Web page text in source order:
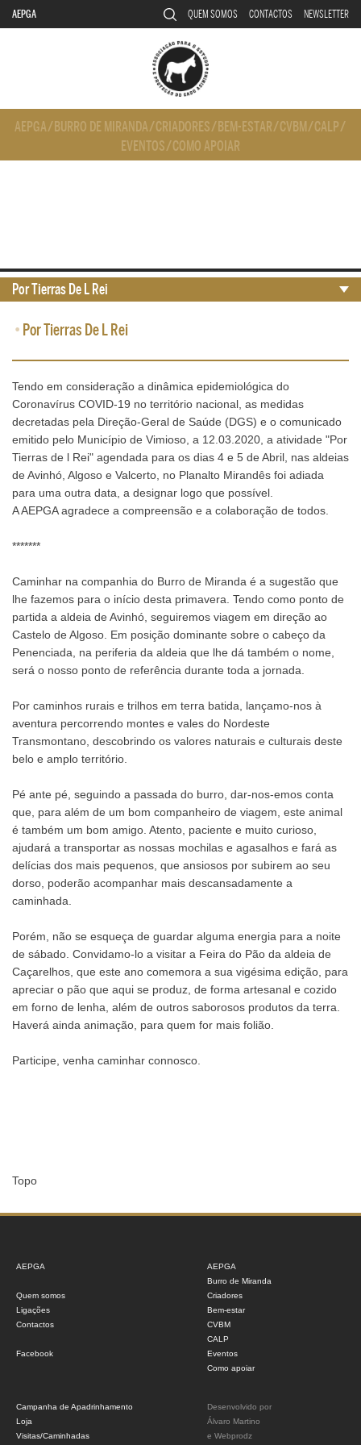
AEPGA QUEM SOMOS CONTACTOS NEWSLETTER
AEPGA/ BURRO DE MIRANDA/CRIADORES/ BEM-ESTAR/CVBM/CALP/
EVENTOS/COMO APOIAR
• Por Tierras De L Rei
Tendo em consideração a dinâmica epidemiológica do
Coronavírus COVID-19 no território nacional, as medidas
decretadas pela Direção-Geral de Saúde (DGS) e o comunicado
emitido pelo Município de Vimioso, a 12.03.2020, a atividade "Por
Tierras de l Rei" agendada para os dias 4 e 5 de Abril, nas aldeias
de Avinhó, Algoso e Valcerto, no Planalto Mirandês foi adiada
para uma outra data, a designar logo que possível.
A AEPGA agradece a compreensão e a colaboração de todos.
*******
Caminhar na companhia do Burro de Miranda é a sugestão que
lhe fazemos para o início desta primavera. Tendo como ponto de
partida a aldeia de Avinhó, seguiremos viagem em direção ao
Castelo de Algoso. Em posição dominante sobre o cabeço da
Penenciada, na periferia da aldeia que lhe dá também o nome,
será o nosso ponto de referência durante toda a jornada.
Por caminhos rurais e trilhos em terra batida, lançamo-nos à
aventura percorrendo montes e vales do Nordeste
Transmontano, descobrindo os valores naturais e culturais deste
belo e amplo território.
Pé ante pé, seguindo a passada do burro, dar-nos-emos conta
que, para além de um bom companheiro de viagem, este animal
é também um bom amigo. Atento, paciente e muito curioso,
ajudará a transportar as nossas mochilas e agasalhos e fará as
delícias dos mais pequenos, que ansiosos por subirem ao seu
dorso, poderão acompanhar mais descansadamente a
caminhada.
Porém, não se esqueça de guardar alguma energia para a noite
de sábado. Convidamo-lo a visitar a Feira do Pão da aldeia de
Caçarelhos, que este ano comemora a sua vigésima edição, para
apreciar o pão que aqui se produz, de forma artesanal e cozido
em forno de lenha, além de outros saborosos produtos da terra.
Haverá ainda animação, para quem for mais folião.
Participe, venha caminhar connosco.
Topo
Por Tierras De L Rei
AEPGA
Quem somos
Ligações
Contactos
Facebook
AEPGA
Burro de Miranda
Criadores
Bem-estar
CVBM
CALP
Eventos
Como apoiar
Campanha de Apadrinhamento
Loja
Visitas/Caminhadas
Desenvolvido por
Álvaro Martino
e Webprodz